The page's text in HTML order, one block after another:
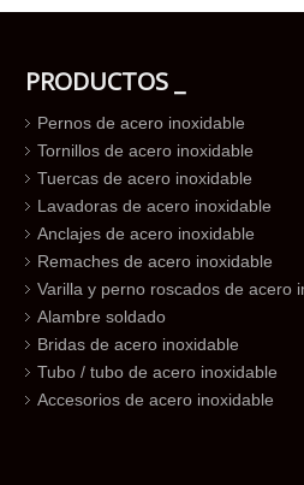
PRODUCTOS _
Pernos de acero inoxidable
Tornillos de acero inoxidable
Tuercas de acero inoxidable
Lavadoras de acero inoxidable
Anclajes de acero inoxidable
Remaches de acero inoxidable
Varilla y perno roscados de acero
Alambre soldado
Bridas de acero inoxidable
Tubo / tubo de acero inoxidable
Accesorios de acero inoxidable